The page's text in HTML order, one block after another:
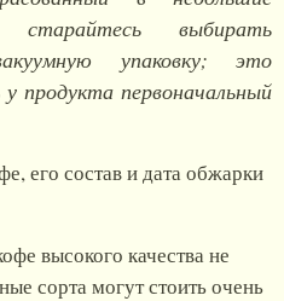
выбирать
упаковку; это
продукта первоначальный
его состав и дата обжарки
высокого качества не
сорта могут стоить очень